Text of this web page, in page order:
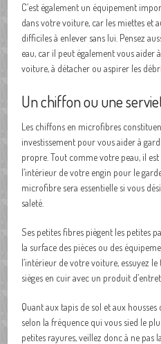
C’est également un équipement
dans votre voiture, car les miettes et
difficiles à enlever sans lui. Pensez
eau, car il peut également vous aider
voiture, à détacher ou aspirer les
Un chiffon ou une
Les chiffons en microfibres
investissement pour vous aider à
propre. Tout comme votre peau, il
l’intérieur de votre engin pour le
microfibre sera essentielle si vous
saleté.
Ses petites fibres piègent les petites
la surface des pièces ou des
l’intérieur de votre voiture, essuyez
sièges en cuir avec un produit
Quant aux tapis de sol et aux
selon la fréquence qui vous sied le
petites rayures, veillez donc à ne pas